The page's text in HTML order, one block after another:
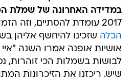
במדידה האחרונה של שמלת
2017 עומדת להסתיים, וזה הזמן לסכם את
הכלה שזכינו להיחשף אליהן
אושיות אופנה אמרו השנה
לבושות בשמלות הכי זוהרות,
שיש. ריכזנו את הזיכרונות